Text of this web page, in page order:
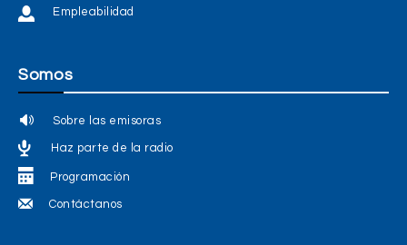
Empleabilidad
Somos
Sobre las emisoras
Haz parte de la radio
Programación
Contáctanos